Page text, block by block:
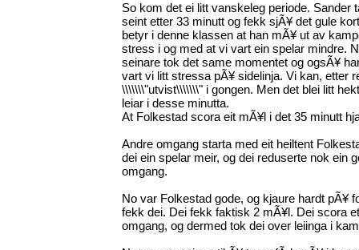
So kom det ei litt vanskeleg periode. Sander
seint etter 33 minutt og fekk sjÃ¥ det gule
betyr i denne klassen at han mÃ¥ ut av
stress i og med at vi vart ein spelar mindre.
seinare tok det same momentet og ogsÃ¥
vart vi litt stressa pÃ¥ sidelinja. Vi kan, etter
\\\\\\\"utvist\\\\\\\" i gongen. Men det blei litt
leiar i desse minutta.
At Folkestad scora eit mÃ¥l i det 35 minutt
Andre omgang starta med eit heiltent
dei ein spelar meir, og dei reduserte nok ein
omgang.
No var Folkestad gode, og kjaure hardt pÃ¥
fekk dei. Dei fekk faktisk 2 mÃ¥l. Dei scora
omgang, og dermed tok dei over leiinga i